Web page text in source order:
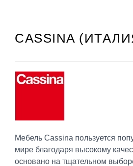
CASSINA
Мебель Cassina пользуется
мире благодаря высокому
основано на тщательном